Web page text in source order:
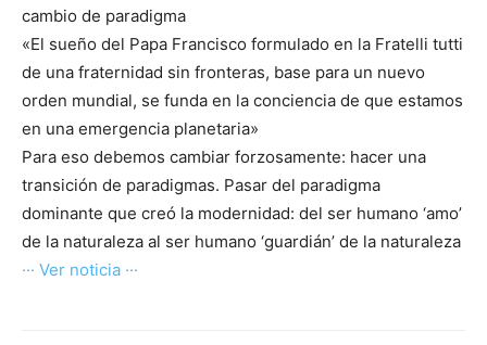
cambio de paradigma
«El sueño del Papa Francisco formulado en la Fratelli tutti
de una fraternidad sin fronteras, base para un nuevo
orden mundial, se funda en la conciencia de que estamos
en una emergencia planetaria»
Para eso debemos cambiar forzosamente: hacer una
transición de paradigmas. Pasar del paradigma
dominante que creó la modernidad: del ser humano ‘amo’
de la naturaleza al ser humano ‘guardián’ de la naturaleza
··· Ver noticia ···